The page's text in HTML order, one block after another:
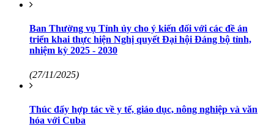
Ban Thường vụ Tỉnh ủy cho ý kiến đối với các đề án
triển khai thực hiện Nghị quyết Đại hội Đảng bộ tỉnh,
nhiệm kỳ 2025 - 2030
(27/11/2025)
Thúc đẩy hợp tác về y tế, giáo dục, nông nghiệp và văn
hóa với Cuba